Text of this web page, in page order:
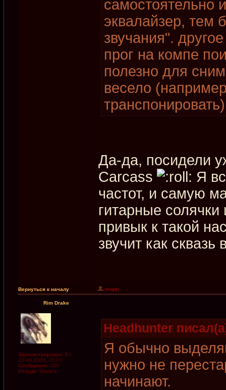
самостоятельно
эквалайзер, тем
звучания".
прог на компе
полезно для
весело
транспонировать)
Да-да, посидели
Carcass
Я
частот, и самую
гитарные солячки
привык к такой
звучит как сквазь
Вернуться к началу
Rim Drake
Зарегистрирован: Вт
26.08.2008, 16:27
Сообщения: 265
Откуда: Ижевск
Headhunter
Я обычно
нужно не
начинают.